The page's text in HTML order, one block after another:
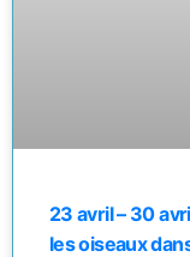
23 avril – 30
les oiseaux